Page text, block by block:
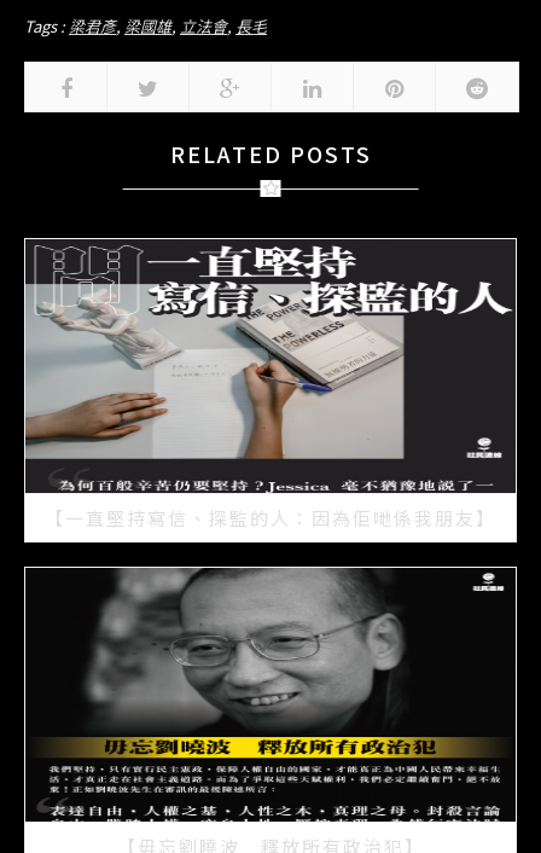
Tags :梁君彥, 梁國雄, 立法會, 長毛
RELATED POSTS
【一直堅持寫信、探監的人：因為佢哋係我朋友】
2021/07/15
【毋忘劉曉波 釋放所有政治犯】